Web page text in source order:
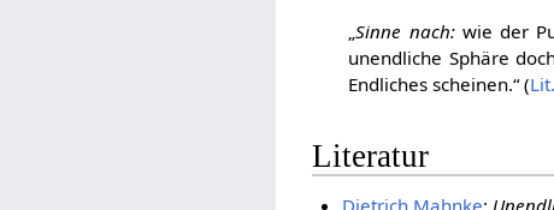
„Sinne nach:wie der
unendliche Sphäre
Endliches scheinen.“ (Lit.
Literatur